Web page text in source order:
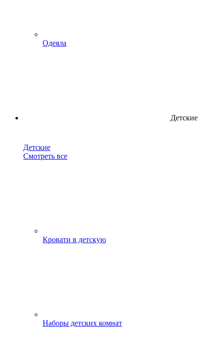
Одеяла
Детские
Детские
Смотреть все
Кровати в детскую
Наборы детских комнат